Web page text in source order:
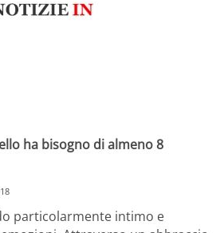
ha bisogno di almeno 8
particolarmente intimo e